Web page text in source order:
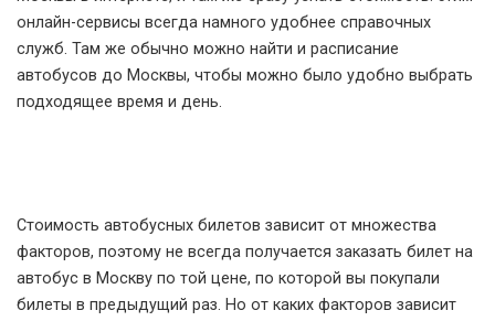
онлайн-сервисы всегда намного удобнее справочных
служб. Там же обычно можно найти и расписание
автобусов до Москвы, чтобы можно было удобно выбрать
подходящее время и день.
Стоимость автобусных билетов зависит от множества
факторов, поэтому не всегда получается заказать билет на
автобус в Москву по той цене, по которой вы покупали
билеты в предыдущий раз. Но от каких факторов зависит